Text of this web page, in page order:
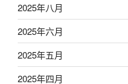
2025年八月
2025年六月
2025年五月
2025年四月